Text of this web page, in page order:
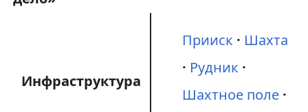
Инфраструктура
Прииск
Шахта
Рудник
Шахтное поле